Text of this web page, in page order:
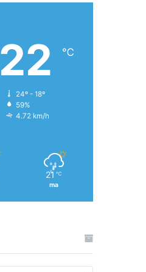
22 ℃
24º - 18º
59%
4.72 km/h
21 ℃
ma